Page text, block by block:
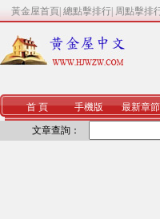
黃金屋首頁 總點擊排行 周點擊排
首 頁 手機版 最新章節
文章查詢：